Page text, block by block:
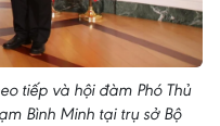
tiếp và hội đàm Phó Thủ
Bình Minh tại trụ sở Bộ